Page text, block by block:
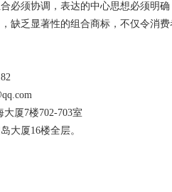
必须协调，表达的中心思想必须明
缺乏显著性的组合商标，不仅令消
厦7楼702-703室
大厦16楼全层。